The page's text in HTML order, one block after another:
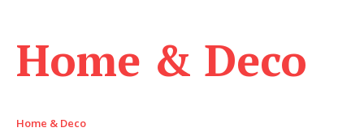
Home & Deco
Home & Deco